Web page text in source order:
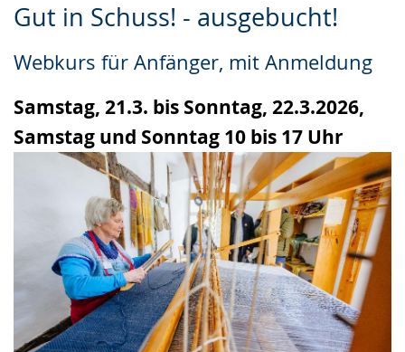
Gut in Schuss! - ausgebucht!
Webkurs für Anfänger, mit Anmeldung
Samstag, 21.3. bis Sonntag, 22.3.2026,
Samstag und Sonntag 10 bis 17 Uhr
Leichten
wechseln.
Audio-
Video
Deutscher
Gebärdensprache
wird
angezeigt.